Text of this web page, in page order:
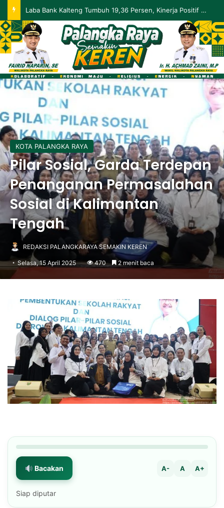
Palangka Raya Perluas Digitalisasi Perlindungan Sosial, Perkuat Akurasi Data dan Penyaluran Bansos
KOTA PALANGKA RAYA
Pilar Sosial, Garda Terdepan
Penanganan Permasalahan
Sosial di Kalimantan
Tengah
REDAKSI PALANGKARAYA SEMAKIN KEREN
Selasa, 15 April 2025 470 2 menit baca
Bacakan A- A A+
Siap diputar